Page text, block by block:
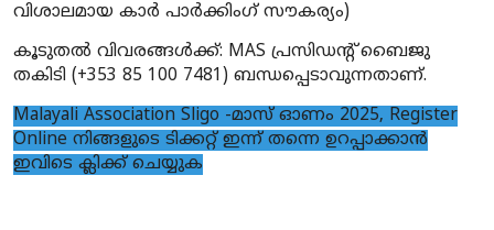
വിശാലമായ കാർ പാർക്കിംഗ് സൗകര്യം)
കൂടുതൽ വിവരങ്ങൾക്ക്: MAS പ്രസിഡന്റ് ബൈജു
തകിടി (+353 85 100 7481) ബന്ധപ്പെടാവുന്നതാണ്.
Malayali Association Sligo -മാസ് ഓണം 2025, Register
Online നിങ്ങളുടെ ടിക്കറ്റ്‌ ഇന്ന് തന്നെ ഉറപ്പാക്കാൻ
ഇവിടെ ക്ലിക്ക് ചെയ്യുക